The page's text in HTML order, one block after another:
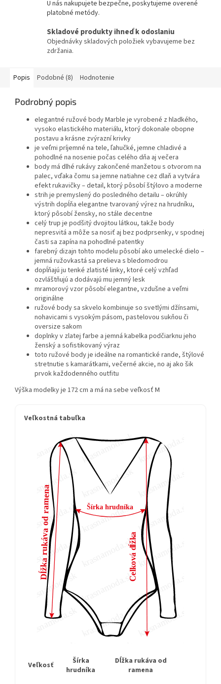
U nás nakupujete bezpečne, poskytujeme overené
platobné metódy.
Skladové produkty ihneď k odoslaniu
Objednávky skladových položiek vybavujeme bez
zdržania.
Popis Podobné (8) Hodnotenie
Podrobný popis
elegantné ružové body Marble je vyrobené z hladkého,
vysoko elastického materiálu, ktorý dokonale obopne
postavu a krásne zvýrazní krivky
je veľmi príjemné na tele, ľahučké, jemne chladivé a
pohodlné na nosenie počas celého dňa aj večera
body má dlhé rukávy zakončené manžetou s otvorom na
palec, vďaka čomu sa jemne natiahne cez dlaň a vytvára
efekt rukavičky – detail, ktorý pôsobí štýlovo a moderne
strih je premyslený do posledného detailu – okrúhly
výstrih dopĺňa elegantne tvarovaný výrez na hrudníku,
ktorý pôsobí žensky, no stále decentne
celý trup je podšitý dvojitou látkou, takže body
nepresvitá a môže sa nosiť aj bez podprsenky, v spodnej
časti sa zapína na pohodlné patentky
farebný dizajn tohto modelu pôsobí ako umelecké dielo –
jemná ružovkastá sa prelieva s bledomodrou
dopĺňajú ju tenké zlatisté linky, ktoré celý vzhľad
ozvláštňujú a dodávajú mu jemný lesk
mramorový vzor pôsobí elegantne, vzdušne a veľmi
originálne
ružové body sa skvelo kombinuje so svetlými džínsami,
nohavicami s vysokým pásom, pastelovou sukňou či
oversize sakom
doplnky v zlatej farbe a jemná kabelka podčiarknu jeho
ženský a sofistikovaný výraz
toto ružové body je ideálne na romantické rande, štýlové
stretnutie s kamarátkami, večerné akcie, no aj ako šik
prvok každodenného outfitu
Výška modelky je 172 cm a má na sebe veľkosť M
Veľkostná tabuľka
Veľkosť
Šírka
hrudníka
Dĺžka rukáva od
ramena